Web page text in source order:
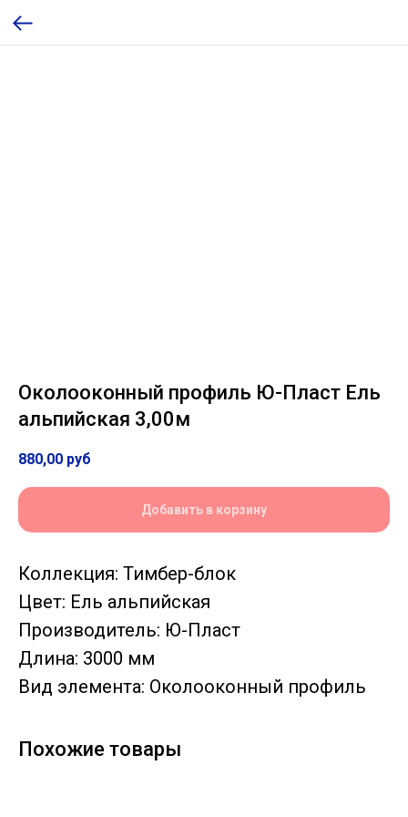
Околооконный профиль Ю-Пласт Ель
альпийская 3,00м
880,00 руб
Добавить в корзину
Коллекция: Тимбер-блок
Цвет: Ель альпийская
Производитель: Ю-Пласт
Длина: 3000 мм
Вид элемента: Околооконный профиль
Похожие товары